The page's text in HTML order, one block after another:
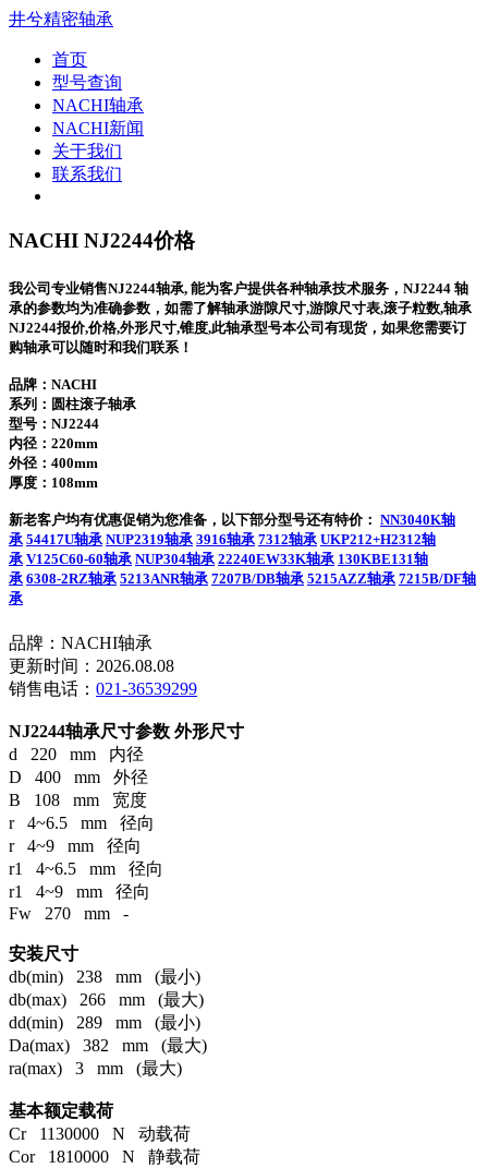
井兮精密轴承
首页
型号查询
NACHI轴承
NACHI新闻
关于我们
联系我们
NACHI NJ2244价格
我公司专业销售NJ2244轴承, 能为客户提供各种轴承技术服务，NJ2244 轴
承的参数均为准确参数，如需了解轴承游隙尺寸,游隙尺寸表,滚子粒数,轴承
NJ2244报价,价格,外形尺寸,锥度,此轴承型号本公司有现货，如果您需要订
购轴承可以随时和我们联系！
品牌：NACHI
系列：圆柱滚子轴承
型号： NJ2244
内径：220mm
外径：400mm
厚度：108mm
新老客户均有优惠促销为您准备，以下部分型号还有特价： NN3040K轴
承 54417U轴承 NUP2319轴承 3916轴承 7312轴承 UKP212+H2312轴
承 V125C60-60轴承 NUP304轴承 22240EW33K轴承 130KBE131轴
承 6308-2RZ轴承 5213ANR轴承 7207B/DB轴承 5215AZZ轴承 7215B/DF轴
承
品牌：NACHI轴承
更新时间：2026.08.08
销售电话： 021-36539299
NJ2244轴承尺寸参数 外形尺寸
d 220 mm 内径
D 400 mm 外径
B 108 mm 宽度
r 4~6.5 mm 径向
r 4~9 mm 径向
r1 4~6.5 mm 径向
r1 4~9 mm 径向
Fw 270 mm -
安装尺寸
db(min) 238 mm (最小)
db(max) 266 mm (最大)
dd(min) 289 mm (最小)
Da(max) 382 mm (最大)
ra(max) 3 mm (最大)
基本额定载荷
Cr 1130000 N 动载荷
Cor 1810000 N 静载荷